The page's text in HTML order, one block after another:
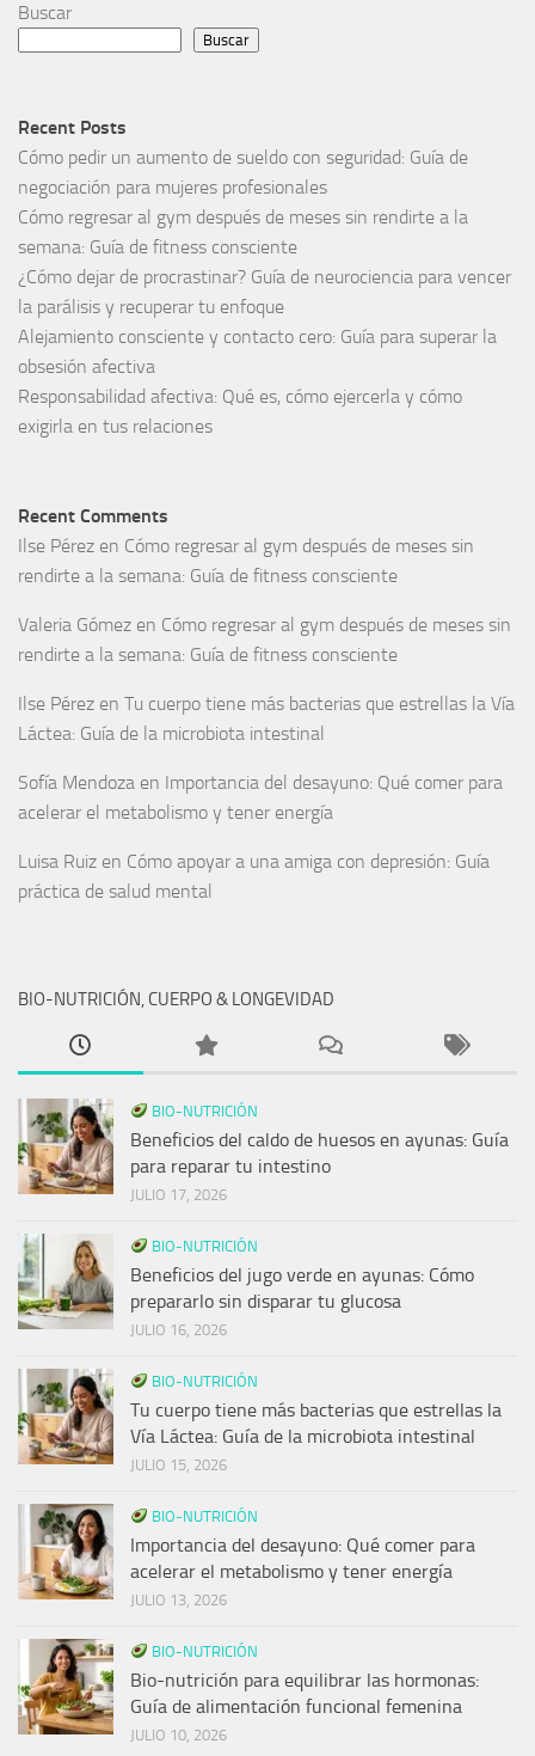
Buscar
Buscar
Recent Posts
Cómo pedir un aumento de sueldo con seguridad: Guía de
negociación para mujeres profesionales
Cómo regresar al gym después de meses sin rendirte a la
semana: Guía de fitness consciente
¿Cómo dejar de procrastinar? Guía de neurociencia para vencer
la parálisis y recuperar tu enfoque
Alejamiento consciente y contacto cero: Guía para superar la
obsesión afectiva
Responsabilidad afectiva: Qué es, cómo ejercerla y cómo
exigirla en tus relaciones
Recent Comments
Ilse Pérez en Cómo regresar al gym después de meses sin
rendirte a la semana: Guía de fitness consciente
Valeria Gómez en Cómo regresar al gym después de meses sin
rendirte a la semana: Guía de fitness consciente
Ilse Pérez en Tu cuerpo tiene más bacterias que estrellas la Vía
Láctea: Guía de la microbiota intestinal
Sofía Mendoza en Importancia del desayuno: Qué comer para
acelerar el metabolismo y tener energía
Luisa Ruiz en Cómo apoyar a una amiga con depresión: Guía
práctica de salud mental
BIO-NUTRICIÓN, CUERPO & LONGEVIDAD
BIO-NUTRICIÓN
Beneficios del caldo de huesos en ayunas: Guía
para reparar tu intestino
JULIO 17, 2026
BIO-NUTRICIÓN
Beneficios del jugo verde en ayunas: Cómo
prepararlo sin disparar tu glucosa
JULIO 16, 2026
BIO-NUTRICIÓN
Tu cuerpo tiene más bacterias que estrellas la
Vía Láctea: Guía de la microbiota intestinal
JULIO 15, 2026
BIO-NUTRICIÓN
Importancia del desayuno: Qué comer para
acelerar el metabolismo y tener energía
JULIO 13, 2026
BIO-NUTRICIÓN
Bio-nutrición para equilibrar las hormonas:
Guía de alimentación funcional femenina
JULIO 10, 2026